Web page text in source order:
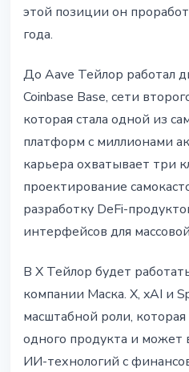
этой позиции он
года.
До Aave Тейлор работал
Coinbase Base, сети
которая стала одной из
платформ с миллионами
карьера охватывает три
проектирование
разработку DeFi-
интерфейсов для
В X Тейлор будет
компании Маска. X, xAI и
масштабной роли,
одного продукта и
ИИ-технологий с